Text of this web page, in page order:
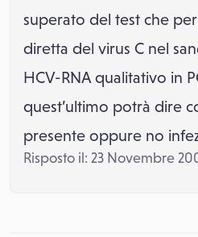
superato del test che
diretta del virus C nel
HCV-RNA qualitativo in
quest’ultimo potrà dire
presente oppure no
Risposto il: 23 Novembre